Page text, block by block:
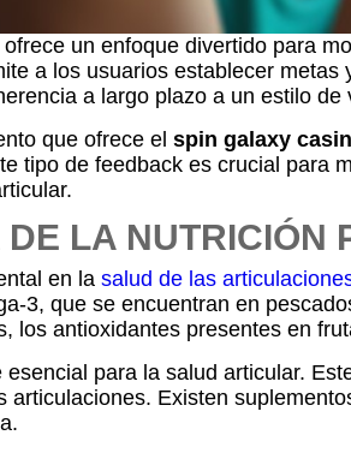
ofrece un enfoque divertido para
a los usuarios establecer
a largo plazo a un estilo de
que ofrece el spin galaxy
tipo de feedback es crucial para
LA
en la salud de las
3, que se encuentran en
los antioxidantes presentes en
para la salud articular.
articulaciones. Existen